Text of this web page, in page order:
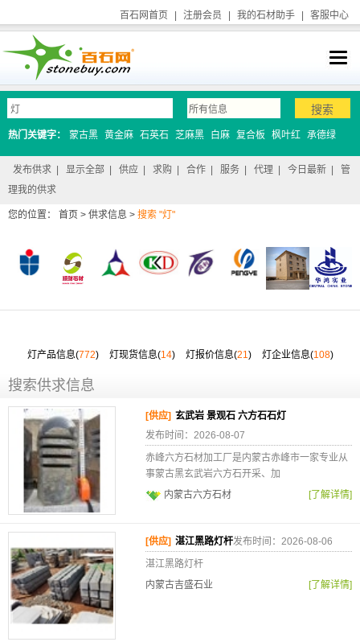
百石网首页 注册会员 我的石材助手 客服中心
热门关键字： 蒙古黑 黄金麻 石英石 芝麻黑 白麻 复合板 枫叶红 承德绿
发布供求 显示全部 供应 求购 合作 服务 代理 今日最新
管
理我的供求
您的位置： 首页 > 供求信息 > 搜索 "灯"
灯产品信息(772) 灯现货信息(14) 灯报价信息(21) 灯企业信息(108)
搜索供求信息
[供应] 玄武岩 景观石 六方石石灯
发布时间：2026-08-07
赤峰六方石材加工厂是内蒙古赤峰市一家专业从
事蒙古黑玄武岩六方石开采、加
内蒙古六方石材
[了解详情]
[供应] 湛江黑路灯杆发布时间：2026-08-06
湛江黑路灯杆
内蒙古吉盛石业
[了解详情]